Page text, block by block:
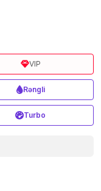
VIP
Rəngli
Turbo